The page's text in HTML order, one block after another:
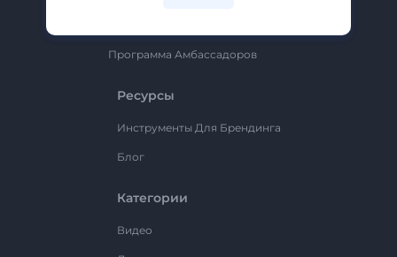
Программа Амбассадоров
Ресурсы
Инструменты Для Брендинга
Блог
Категории
Видео